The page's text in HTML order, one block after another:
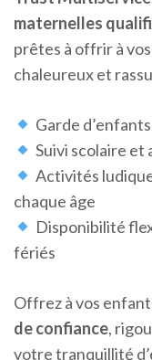
maternelles
prêtes à offrir à
chaleureux et
Garde
Suivi scolaire et
Activités
chaque âge
Disponibilité
fériés
Offrez à vos
de confiance,
votre tranquillité